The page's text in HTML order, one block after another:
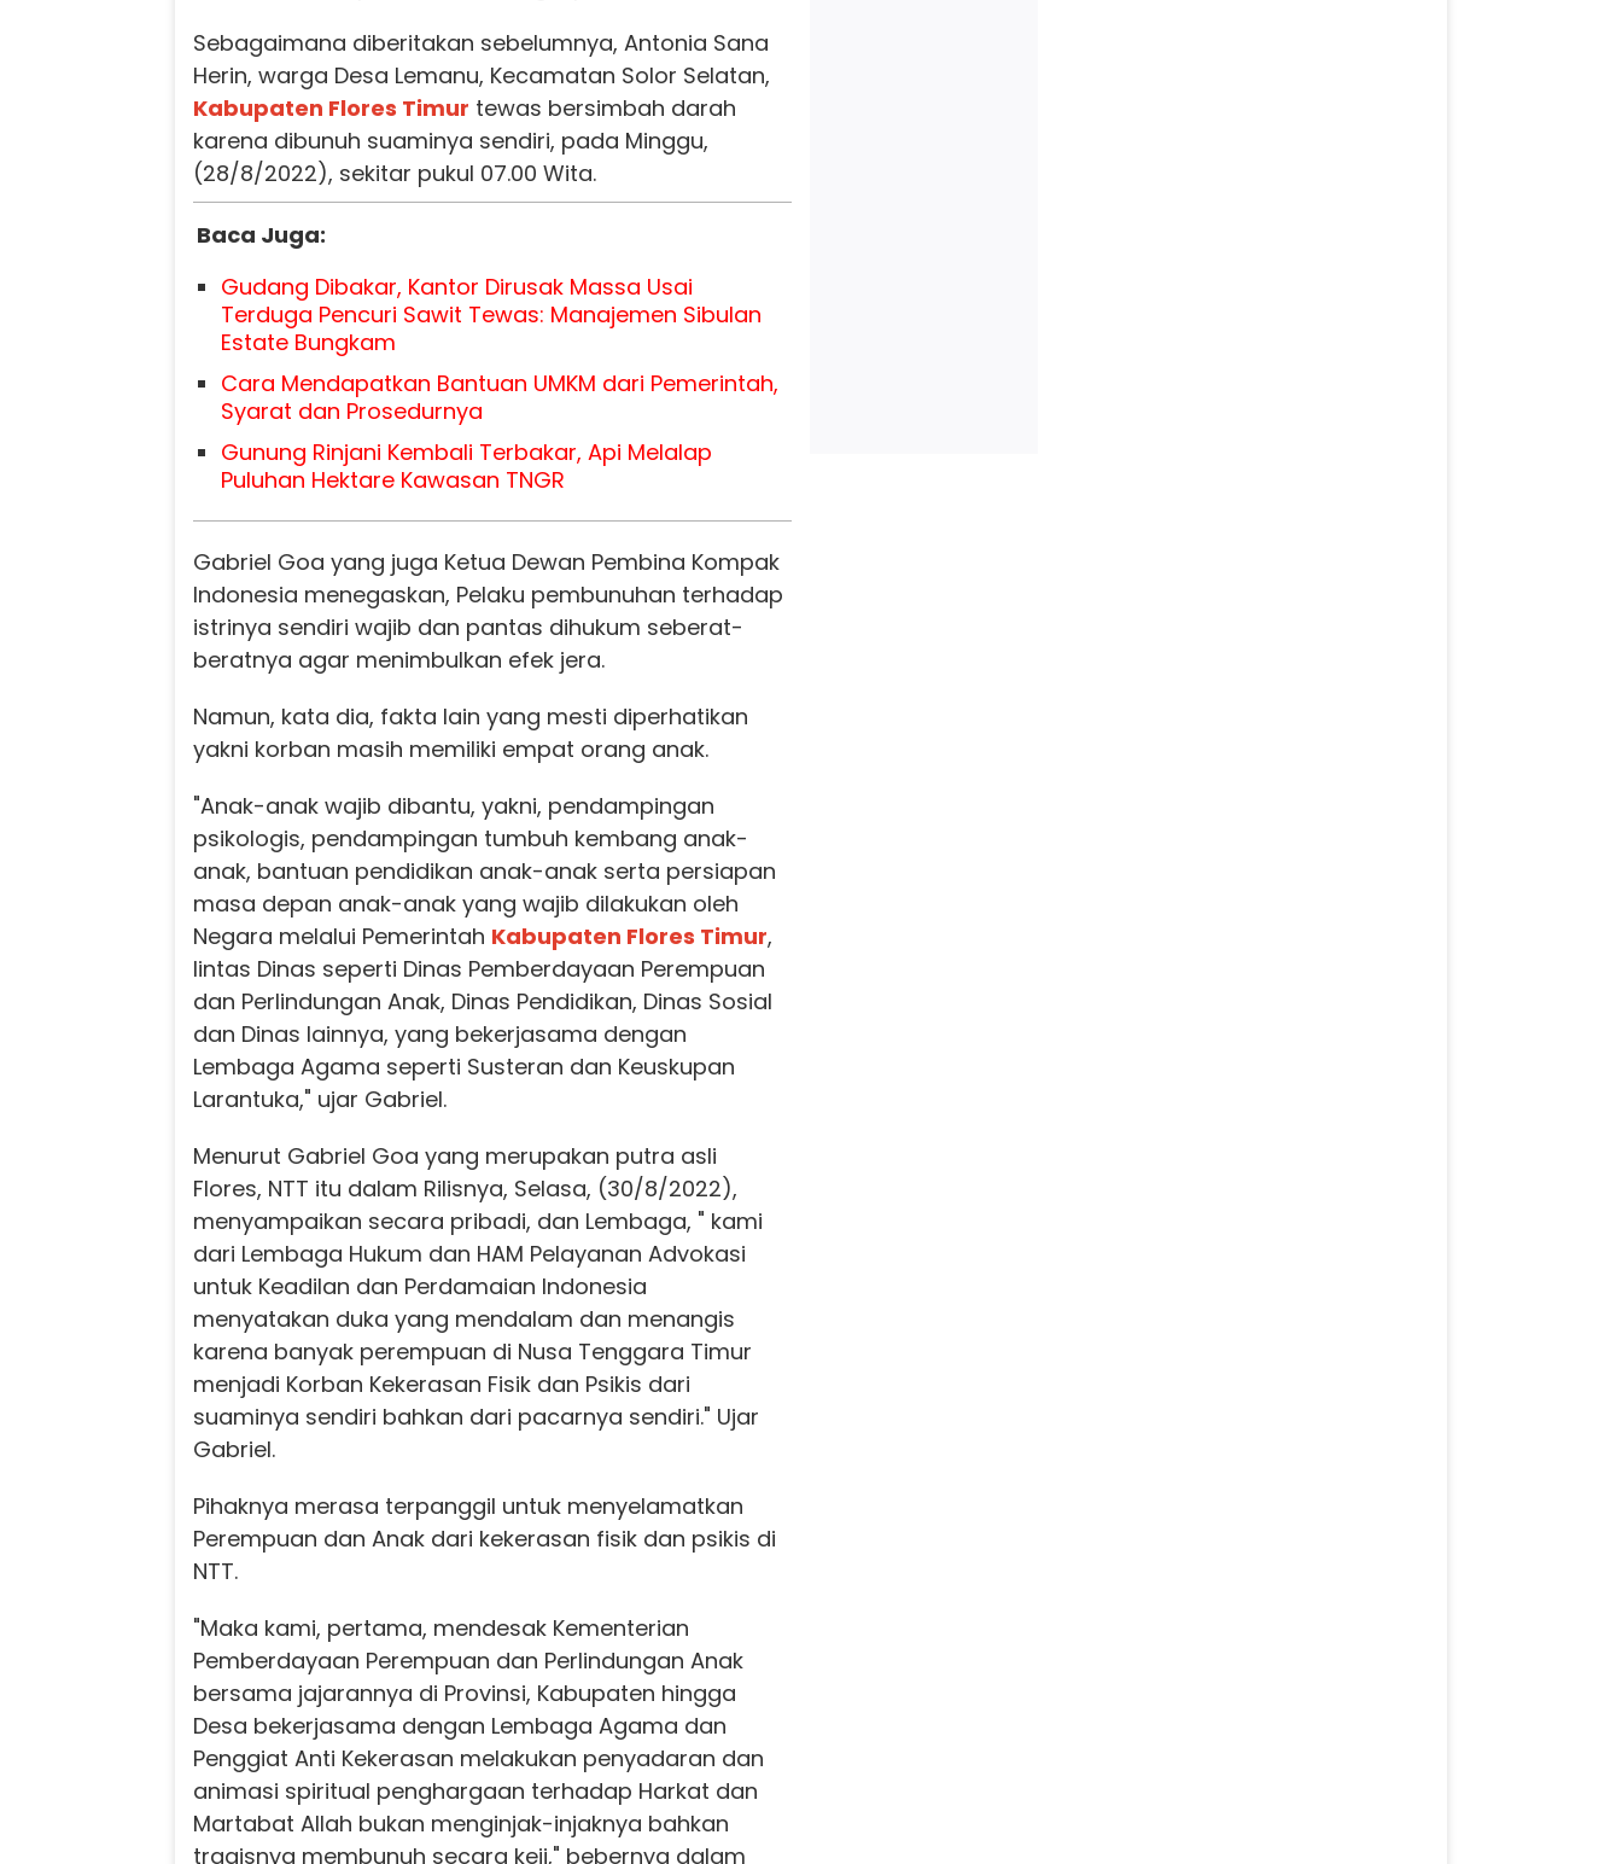
Sebagaimana diberitakan sebelumnya, Antonia Sana
Herin, warga Desa Lemanu, Kecamatan Solor Selatan,
Kabupaten Flores Timur tewas bersimbah darah
karena dibunuh suaminya sendiri, pada Minggu,
(28/8/2022), sekitar pukul 07.00 Wita.
Baca Juga:
Gudang Dibakar, Kantor Dirusak Massa Usai
Terduga Pencuri Sawit Tewas: Manajemen Sibulan
Estate Bungkam
Cara Mendapatkan Bantuan UMKM dari Pemerintah,
Syarat dan Prosedurnya
Gunung Rinjani Kembali Terbakar, Api Melalap
Puluhan Hektare Kawasan TNGR
Gabriel Goa yang juga Ketua Dewan Pembina Kompak
Indonesia menegaskan, Pelaku pembunuhan terhadap
istrinya sendiri wajib dan pantas dihukum seberat-
beratnya agar menimbulkan efek jera.
Namun, kata dia, fakta lain yang mesti diperhatikan
yakni korban masih memiliki empat orang anak.
"Anak-anak wajib dibantu, yakni, pendampingan
psikologis, pendampingan tumbuh kembang anak-
anak, bantuan pendidikan anak-anak serta persiapan
masa depan anak-anak yang wajib dilakukan oleh
Negara melalui Pemerintah Kabupaten Flores Timur,
lintas Dinas seperti Dinas Pemberdayaan Perempuan
dan Perlindungan Anak, Dinas Pendidikan, Dinas Sosial
dan Dinas lainnya, yang bekerjasama dengan
Lembaga Agama seperti Susteran dan Keuskupan
Larantuka," ujar Gabriel.
Menurut Gabriel Goa yang merupakan putra asli
Flores, NTT itu dalam Rilisnya, Selasa, (30/8/2022),
menyampaikan secara pribadi, dan Lembaga, " kami
dari Lembaga Hukum dan HAM Pelayanan Advokasi
untuk Keadilan dan Perdamaian Indonesia
menyatakan duka yang mendalam dan menangis
karena banyak perempuan di Nusa Tenggara Timur
menjadi Korban Kekerasan Fisik dan Psikis dari
suaminya sendiri bahkan dari pacarnya sendiri." Ujar
Gabriel.
Pihaknya merasa terpanggil untuk menyelamatkan
Perempuan dan Anak dari kekerasan fisik dan psikis di
NTT.
"Maka kami, pertama, mendesak Kementerian
Pemberdayaan Perempuan dan Perlindungan Anak
bersama jajarannya di Provinsi, Kabupaten hingga
Desa bekerjasama dengan Lembaga Agama dan
Penggiat Anti Kekerasan melakukan penyadaran dan
animasi spiritual penghargaan terhadap Harkat dan
Martabat Allah bukan menginjak-injaknya bahkan
tragisnya membunuh secara keji," bebernya dalam